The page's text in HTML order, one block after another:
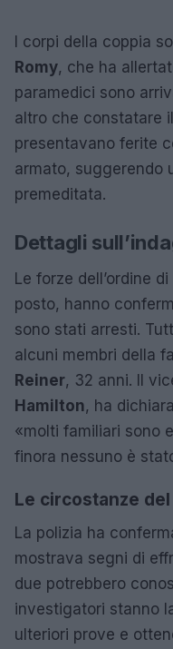
I corpi della coppia
Romy, che ha
paramedici sono
altro che constatare
presentavano ferite
armato, suggerendo
premeditata.
Dettagli
Le forze dell’ordine
posto, hanno
sono stati arresti.
alcuni membri della
Reiner, 32 anni. Il
Hamilton, ha
«molti familiari sono
finora nessuno è
Le circostanze
La polizia ha
mostrava segni di
due potrebbero
investigatori stanno
ulteriori prove e